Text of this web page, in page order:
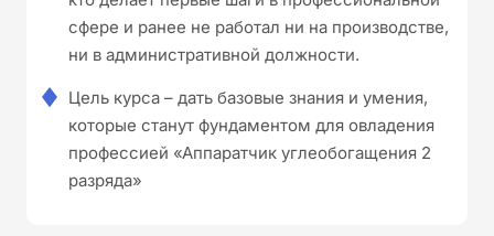
сфере и ранее не работал ни на производстве,
ни в административной должности.
Цель курса – дать базовые знания и умения,
которые станут фундаментом для овладения
профессией «Аппаратчик углеобогащения 2
разряда»